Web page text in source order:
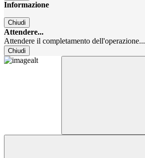
Informazione
Chiudi
Attendere...
Attendere il completamento dell'operazione...
Chiudi